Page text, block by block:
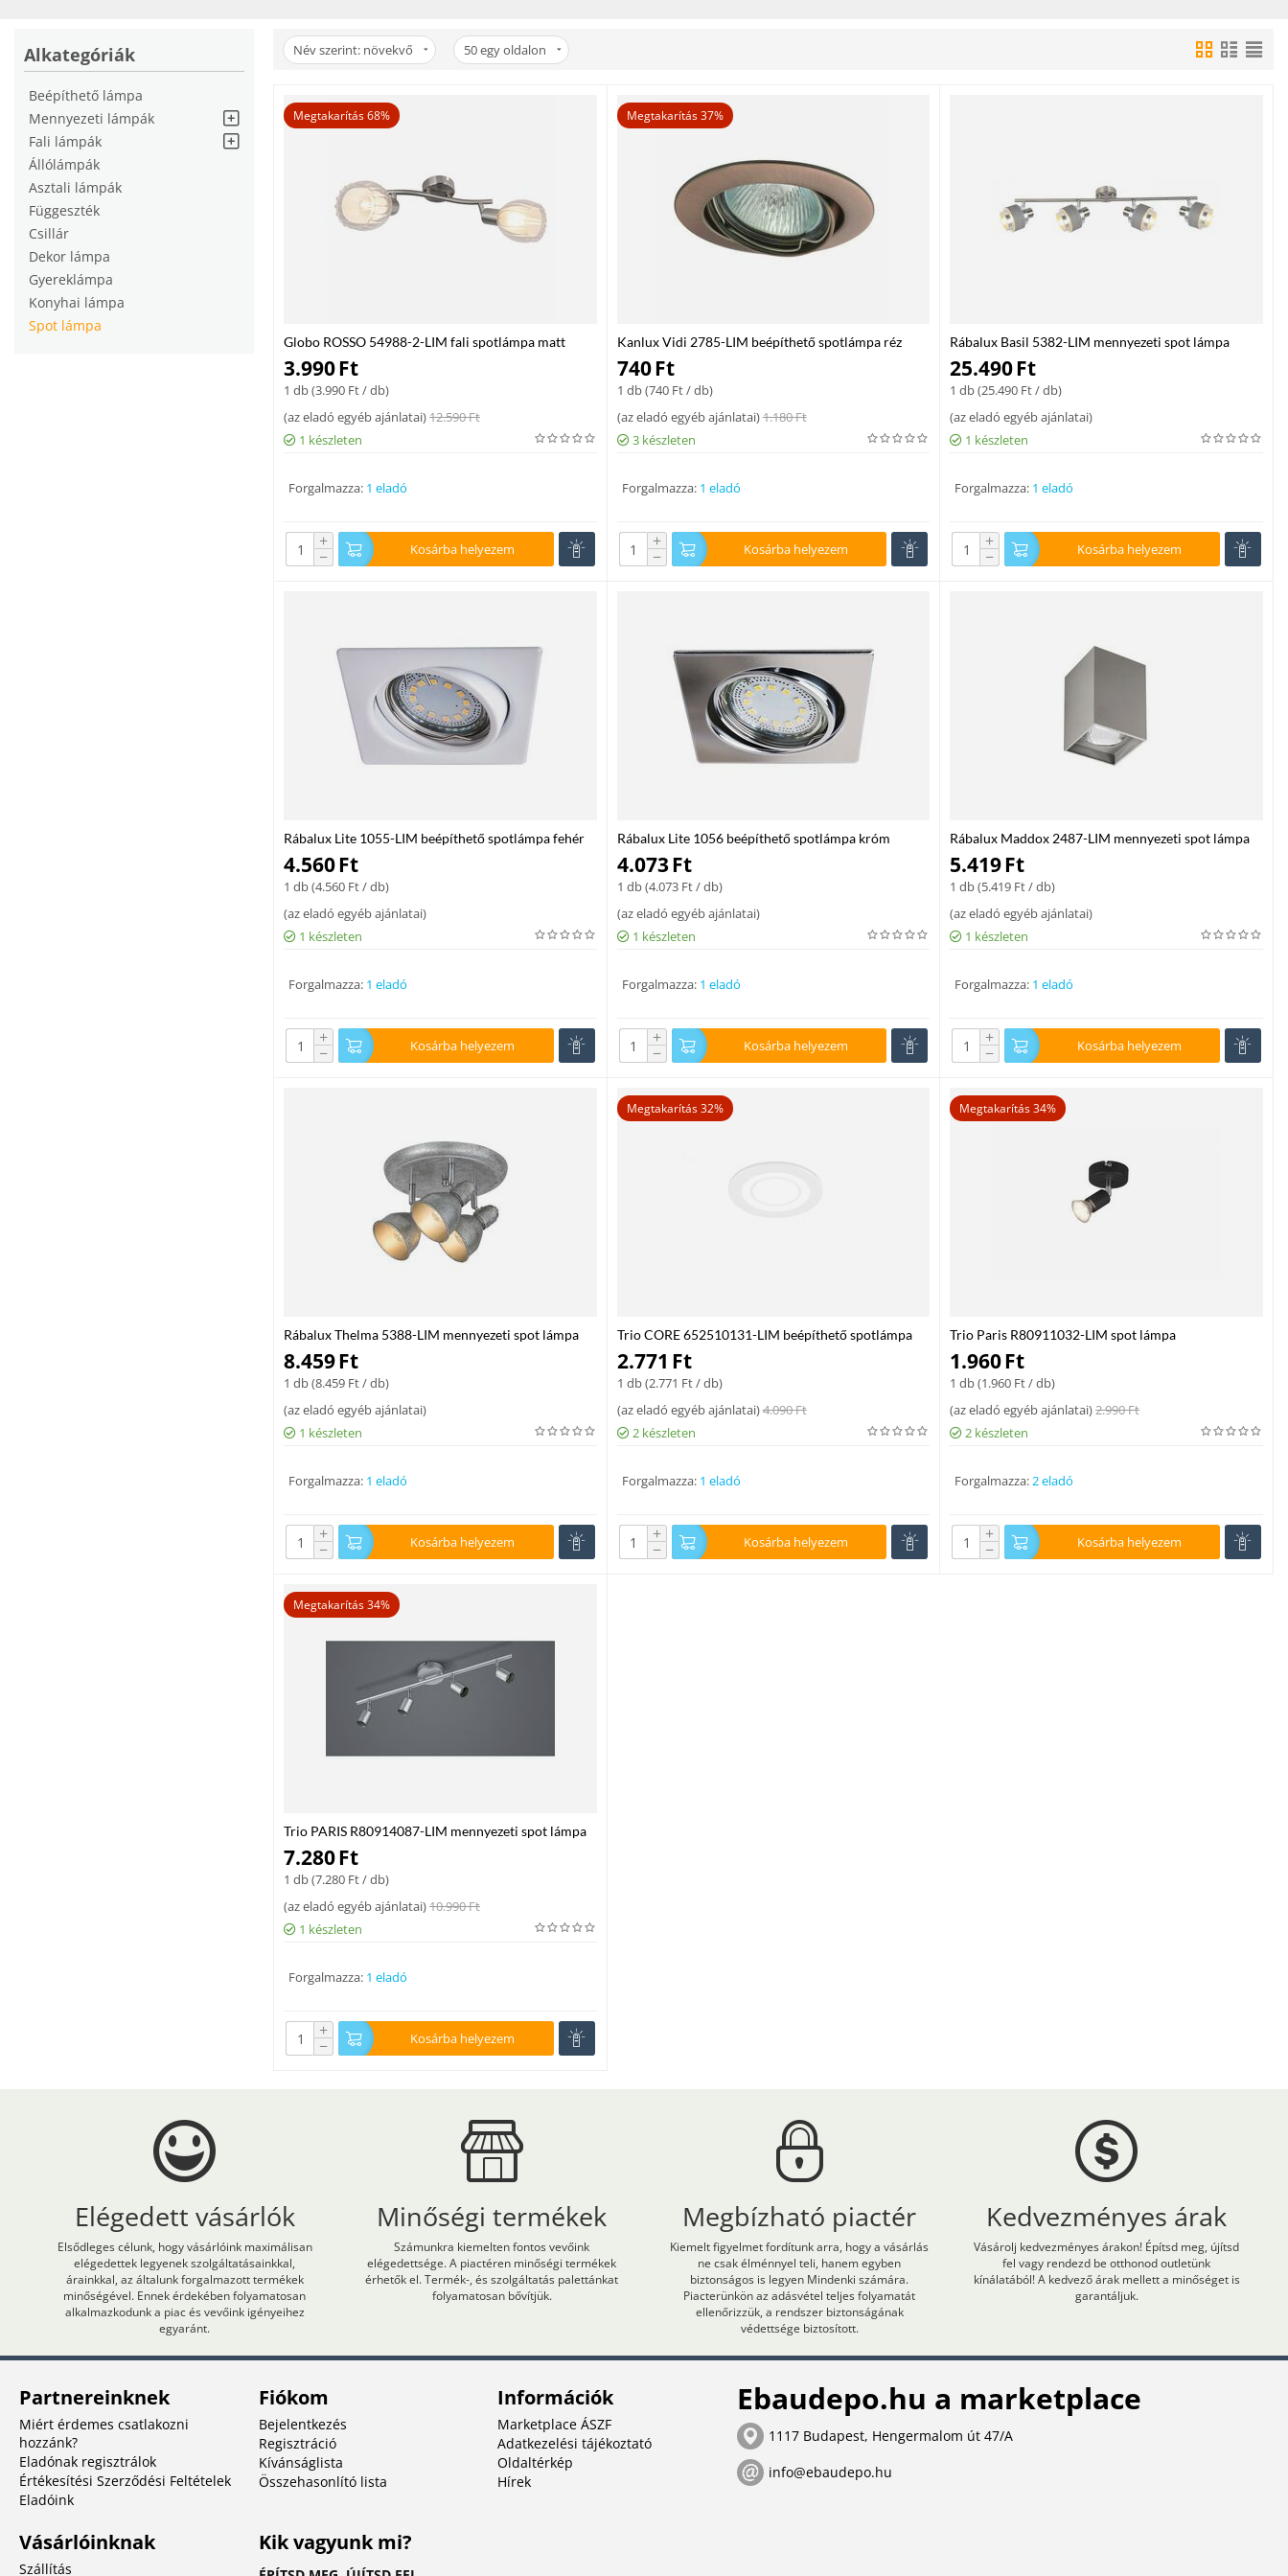
webshopban megbízható, tartós és stílusos spot lámpákat találsz gyors szállítással és kedvező árakkal. Válaszd a profi megoldásokat, és teremts modern, fókuszált és energiatakarékos világítást
otthonodban!
Alkategóriák
Beépíthető lámpa
Mennyezeti lámpák
Fali lámpák
Állólámpák
Asztali lámpák
Függeszték
Csillár
Dekor lámpa
Gyereklámpa
Konyhai lámpa
Spot lámpa
Név szerint: növekvő 50egy oldalon
Megtakarítás 68%
Globo ROSSO 54988-2-LIM fali spotlámpa matt
nikkel fém 2 * E14 max. 40 W E14 IP20
3.990Ft
1 db (3.990 Ft/ db)
(az eladó egyéb ajánlatai)12.590Ft
1 készleten
Forgalmazza: 1 eladó
+
− Kosárba helyezem
Megtakarítás 37%
Kanlux Vidi 2785-LIM beépíthető spotlámpa réz
alumínium 1 x MR-16 max. 50W MR16 IP20
740Ft
1 db (740Ft/ db)
(az eladó egyéb ajánlatai)1.180Ft
3 készleten
Forgalmazza: 1 eladó
+
− Kosárba helyezem
Rábalux Basil 5382-LIM mennyezeti spot lámpa
szatin króm fém E14 4X MAX 10 E14 IP20
25.490Ft
1 db (25.490 Ft/ db)
(az eladó egyéb ajánlatai)
1 készleten
Forgalmazza: 1 eladó
+
− Kosárba helyezem
Rábalux Lite 1055-LIM beépíthető spotlámpa fehér
fém GU10 1x MAX 50 GU10 240 lm 3000 K IP40 F
4.560Ft
1 db (4.560 Ft/ db)
(az eladó egyéb ajánlatai)
1 készleten
Forgalmazza: 1 eladó
+
− Kosárba helyezem
Rábalux Lite 1056 beépíthető spotlámpa króm
4.073Ft
1 db (4.073Ft/ db)
(az eladó egyéb ajánlatai)
1 készleten
Forgalmazza: 1 eladó
+
− Kosárba helyezem
Rábalux Maddox 2487-LIM mennyezeti spot lámpa
szürke fém E27 1x MAX 60 E27 IP20
5.419Ft
1 db (5.419 Ft/ db)
(az eladó egyéb ajánlatai)
1 készleten
Forgalmazza: 1 eladó
+
− Kosárba helyezem
Rábalux Thelma 5388-LIM mennyezeti spot lámpa
antik ezüst fém E14 3x MAX 40 E14 IP20
8.459Ft
1 db (8.459 Ft/ db)
(az eladó egyéb ajánlatai)
1 készleten
Forgalmazza: 1 eladó
+
− Kosárba helyezem
Megtakarítás 32%
Trio CORE 652510131-LIM beépíthető spotlámpa
incl. 1 x 5,5W LED/ 3000K/ 420Lm
2.771 Ft
1 db (2.771 Ft/ db)
(az eladó egyéb ajánlatai)4.090Ft
2 készleten
Forgalmazza: 1 eladó
+
− Kosárba helyezem
Megtakarítás 34%
Trio Paris R80911032-LIM spot lámpa
1.960Ft
1 db (1.960 Ft/ db)
(az eladó egyéb ajánlatai)2.990Ft
2 készleten
Forgalmazza: 2 eladó
+
− Kosárba helyezem
Megtakarítás 34%
Trio PARIS R80914087-LIM mennyezeti spot lámpa
titán fém excl. 4 x GU10, max. 35W GU10 IP20
7.280Ft
1 db (7.280 Ft/ db)
(az eladó egyéb ajánlatai)10.990Ft
1 készleten
Forgalmazza: 1 eladó
+
− Kosárba helyezem
Elégedett vásárlók
Elsődleges célunk, hogy vásárlóink maximálisan
elégedettek legyenek szolgáltatásainkkal,
árainkkal, az általunk forgalmazott termékek
minőségével. Ennek érdekében folyamatosan
alkalmazkodunk a piac és vevőink igényeihez
egyaránt.
Minőségi termékek
Számunkra kiemelten fontos vevőink
elégedettsége. A piactéren minőségi termékek
érhetők el. Termék-, és szolgáltatás palettánkat
folyamatosan bővítjük.
Megbízható piactér
Kiemelt figyelmet fordítunk arra, hogy a vásárlás
ne csak élménnyel teli, hanem egyben
biztonságos is legyen Mindenki számára.
Piacterünkön az adásvétel teljes folyamatát
ellenőrizzük, a rendszer biztonságának
védettsége biztosított.
Kedvezményes árak
Vásárolj kedvezményes árakon! Építsd meg, újítsd
fel vagy rendezd be otthonod outletünk
kínálatából! A kedvező árak mellett a minőséget is
garantáljuk.
Partnereinknek
Miért érdemes csatlakozni
hozzánk?
Eladónak regisztrálok
Értékesítési Szerződési Feltételek
Eladóink
Fiókom
Bejelentkezés
Regisztráció
Kívánságlista
Összehasonlító lista
Információk
Marketplace ÁSZF
Adatkezelési tájékoztató
Oldaltérkép
Hírek
Ebaudepo.hu a marketplace
1117 Budapest, Hengermalom út 47/A
info@ebaudepo.hu
Vásárlóinknak
Szállítás
Kik vagyunk mi?